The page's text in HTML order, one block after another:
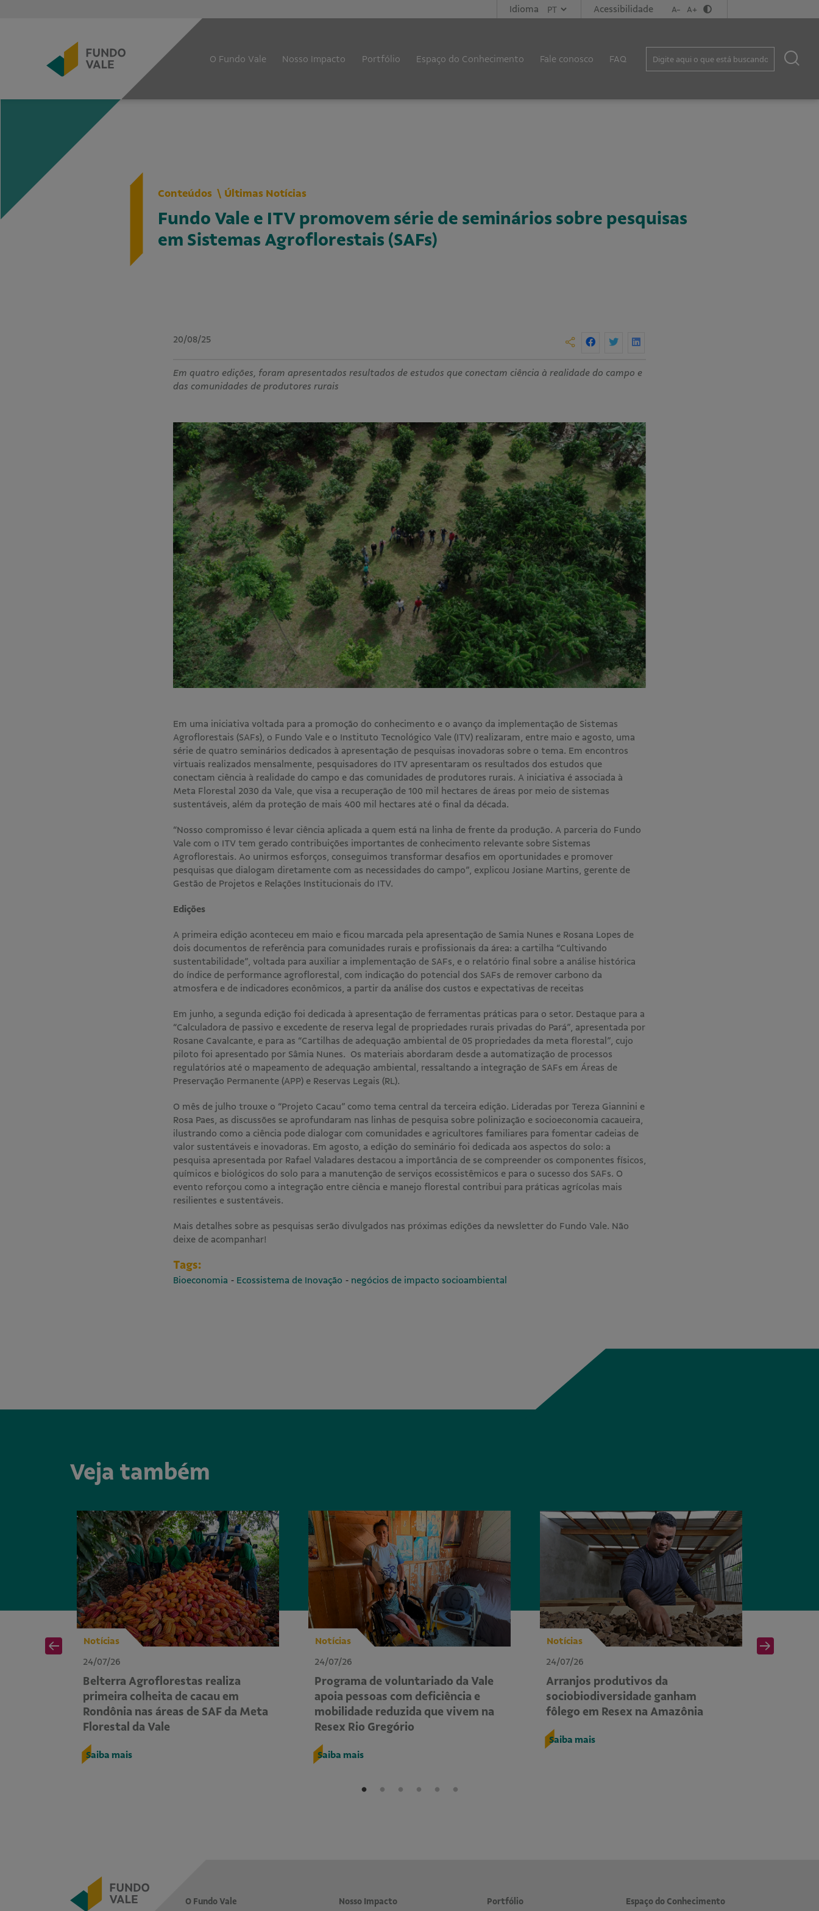
Idioma Acessibilidade A- A+
O Fundo Vale Nosso Impacto Portfólio Espaço do Conhecimento Fale conosco FAQ
Conteúdos Últimas Notícias
Fundo Vale e ITV promovem série de seminários sobre pesquisas
em Sistemas Agroflorestais (SAFs)
20/08/25
Em quatro edições, foram apresentados resultados de estudos que conectam ciência à realidade do campo e
das comunidades de produtores rurais
Em uma iniciativa voltada para a promoção do conhecimento e o avanço da implementação de Sistemas
Agroflorestais (SAFs), o Fundo Vale e o Instituto Tecnológico Vale (ITV) realizaram, entre maio e agosto, uma
série de quatro seminários dedicados à apresentação de pesquisas inovadoras sobre o tema. Em encontros
virtuais realizados mensalmente, pesquisadores do ITV apresentaram os resultados dos estudos que
conectam ciência à realidade do campo e das comunidades de produtores rurais. A iniciativa é associada à
Meta Florestal 2030 da Vale, que visa a recuperação de 100 mil hectares de áreas por meio de sistemas
sustentáveis, além da proteção de mais 400 mil hectares até o final da década.
“Nosso compromisso é levar ciência aplicada a quem está na linha de frente da produção. A parceria do Fundo
Vale com o ITV tem gerado contribuições importantes de conhecimento relevante sobre Sistemas
Agroflorestais. Ao unirmos esforços, conseguimos transformar desafios em oportunidades e promover
pesquisas que dialogam diretamente com as necessidades do campo”, explicou Josiane Martins, gerente de
Gestão de Projetos e Relações Institucionais do ITV.
Edições
A primeira edição aconteceu em maio e ficou marcada pela apresentação de Samia Nunes e Rosana Lopes de
dois documentos de referência para comunidades rurais e profissionais da área: a cartilha “Cultivando
sustentabilidade”, voltada para auxiliar a implementação de SAFs, e o relatório final sobre a análise histórica
do índice de performance agroflorestal, com indicação do potencial dos SAFs de remover carbono da
atmosfera e de indicadores econômicos, a partir da análise dos custos e expectativas de receitas
Em junho, a segunda edição foi dedicada à apresentação de ferramentas práticas para o setor. Destaque para a
“Calculadora de passivo e excedente de reserva legal de propriedades rurais privadas do Pará”, apresentada por
Rosane Cavalcante, e para as “Cartilhas de adequação ambiental de 05 propriedades da meta florestal”, cujo
piloto foi apresentado por Sâmia Nunes. Os materiais abordaram desde a automatização de processos
regulatórios até o mapeamento de adequação ambiental, ressaltando a integração de SAFs em Áreas de
Preservação Permanente (APP) e Reservas Legais (RL).
O mês de julho trouxe o “Projeto Cacau” como tema central da terceira edição. Lideradas por Tereza Giannini e
Rosa Paes, as discussões se aprofundaram nas linhas de pesquisa sobre polinização e socioeconomia cacaueira,
ilustrando como a ciência pode dialogar com comunidades e agricultores familiares para fomentar cadeias de
valor sustentáveis e inovadoras. Em agosto, a edição do seminário foi dedicada aos aspectos do solo: a
pesquisa apresentada por Rafael Valadares destacou a importância de se compreender os componentes físicos,
químicos e biológicos do solo para a manutenção de serviços ecossistêmicos e para o sucesso dos SAFs. O
evento reforçou como a integração entre ciência e manejo florestal contribui para práticas agrícolas mais
resilientes e sustentáveis.
Mais detalhes sobre as pesquisas serão divulgados nas próximas edições da newsletter do Fundo Vale. Não
deixe de acompanhar!
Tags:
Bioeconomia - Ecossistema de Inovação - negócios de impacto socioambiental
Veja também
Notícias
24/07/26
Belterra Agroflorestas realiza
primeira colheita de cacau em
Rondônia nas áreas de SAF da Meta
Florestal da Vale
Saiba mais
Notícias
24/07/26
Programa de voluntariado da Vale
apoia pessoas com deficiência e
mobilidade reduzida que vivem na
Resex Rio Gregório
Saiba mais
Notícias
24/07/26
Arranjos produtivos da
sociobiodiversidade ganham
fôlego em Resex na Amazônia
Saiba mais
O Fundo Vale Nosso Impacto Portfólio Espaço do Conhecimento